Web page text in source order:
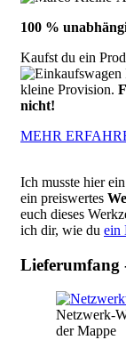
100 %
Kaufst du ein
kleine Provision.
nicht!
MEHR
Ich musste hier
ein preiswertes
euch dieses
ich dir, wie du ein
Lieferumfang
Netzwerk-
der Mappe